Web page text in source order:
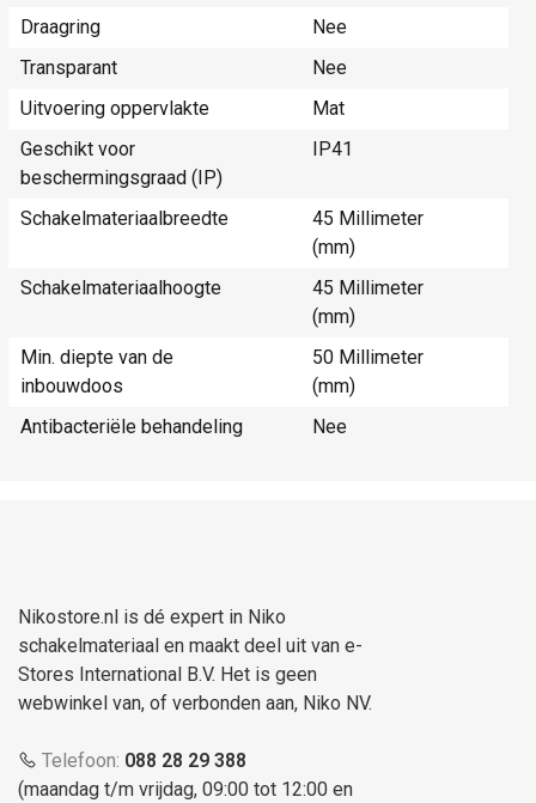
Draagring
Nee
Transparant
Nee
Uitvoering oppervlakte
Mat
Geschikt voor
beschermingsgraad (IP)
IP41
Schakelmateriaalbreedte
45 Millimeter
(mm)
Schakelmateriaalhoogte
45 Millimeter
(mm)
Min. diepte van de
inbouwdoos
50 Millimeter
(mm)
Antibacteriële behandeling
Nee
Nikostore.nl is dé expert in Niko
schakelmateriaal en maakt deel uit van e-
Stores International B.V. Het is geen
webwinkel van, of verbonden aan, Niko NV.
Telefoon: 088 28 29 388
(maandag t/m vrijdag, 09:00 tot 12:00 en